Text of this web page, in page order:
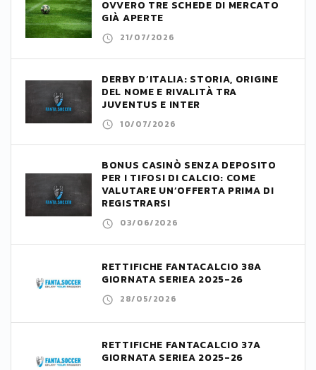
OVVERO TRE SCHEDE DI MERCATO
GIÀ APERTE
21/07/2026
DERBY D’ITALIA: STORIA, ORIGINE
DEL NOME E RIVALITÀ TRA
JUVENTUS E INTER
10/07/2026
BONUS CASINÒ SENZA DEPOSITO
PER I TIFOSI DI CALCIO: COME
VALUTARE UN’OFFERTA PRIMA DI
REGISTRARSI
03/06/2026
RETTIFICHE FANTACALCIO 38A
GIORNATA SERIEA 2025-26
28/05/2026
RETTIFICHE FANTACALCIO 37A
GIORNATA SERIEA 2025-26